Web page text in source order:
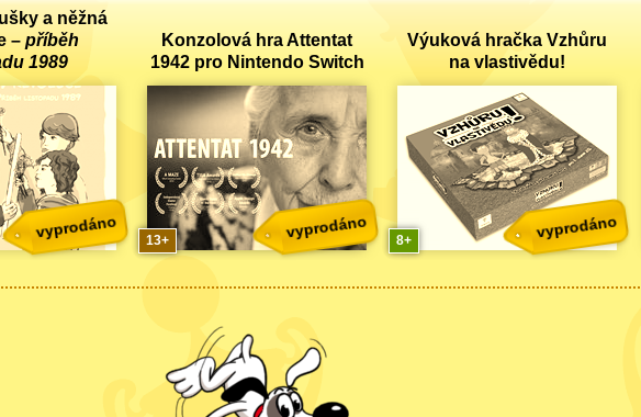
a něžná
– příběh
1989
vyprodáno
Konzolová hra Attentat
1942 pro Nintendo Switch
vyprodáno
13
Výuková hračka Vzhůru
na vlastivědu!
vyprodáno
8